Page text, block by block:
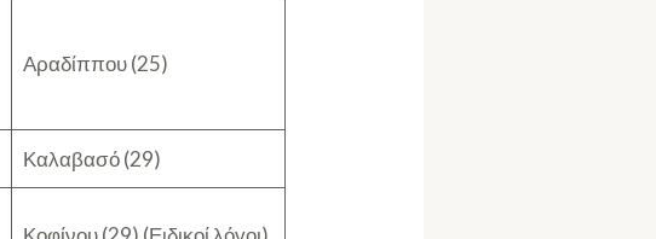
Αραδίππου (25)
Καλαβασό (29)